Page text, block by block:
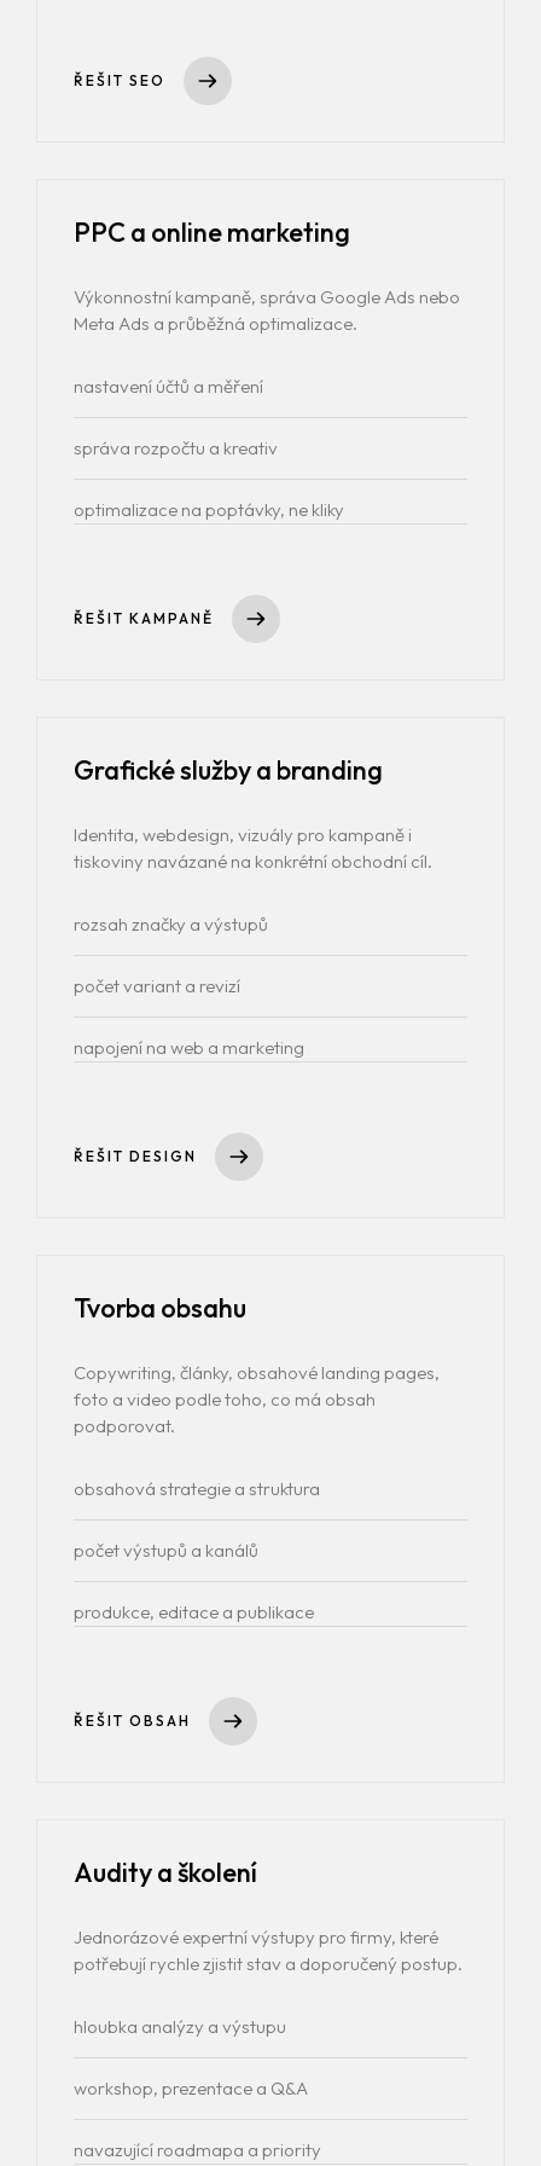
Homepage
O nás
Portfolio
Služby
TVORBA WEBU
Blog
ŘEŠIT SEO
PPC a online marketing
Výkonnostní kampaně, správa Google Ads nebo
Meta Ads a průběžná optimalizace.
nastavení účtů a měření
správa rozpočtu a kreativ
optimalizace na poptávky, ne kliky
ŘEŠIT KAMPANĚ
Grafické služby a branding
Identita, webdesign, vizuály pro kampaně i
tiskoviny navázané na konkrétní obchodní cíl.
rozsah značky a výstupů
počet variant a revizí
napojení na web a marketing
ŘEŠIT DESIGN
Tvorba obsahu
Copywriting, články, obsahové landing pages,
foto a video podle toho, co má obsah
podporovat.
obsahová strategie a struktura
počet výstupů a kanálů
produkce, editace a publikace
ŘEŠIT OBSAH
Audity a školení
Jednorázové expertní výstupy pro firmy, které
potřebují rychle zjistit stav a doporučený postup.
hloubka analýzy a výstupu
workshop, prezentace a Q&A
navazující roadmapa a priority